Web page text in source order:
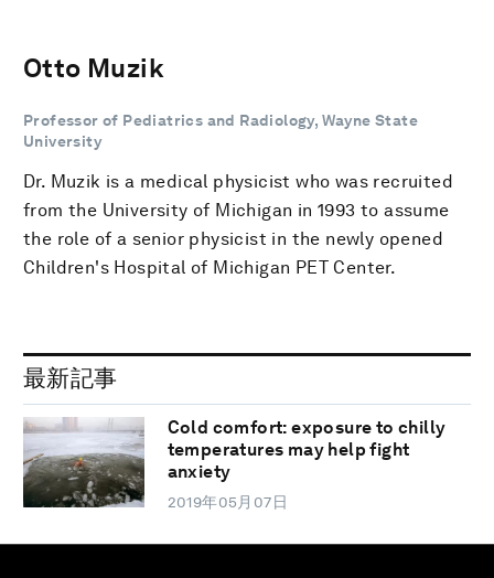
Otto Muzik
Professor of Pediatrics and Radiology, Wayne State
University
Dr. Muzik is a medical physicist who was recruited
from the University of Michigan in 1993 to assume
the role of a senior physicist in the newly opened
Children's Hospital of Michigan PET Center.
最新記事
Cold comfort: exposure to chilly
temperatures may help fight
anxiety
2019年05月07日